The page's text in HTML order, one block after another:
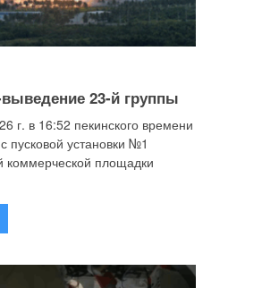
23-й группы
г. в 16:52 пекинского времени
пусковой установки №1
коммерческой площадки